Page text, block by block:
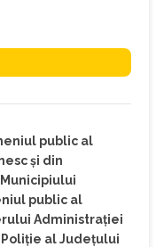
public al
şi din
public al
Administraţiei
al Judeţului